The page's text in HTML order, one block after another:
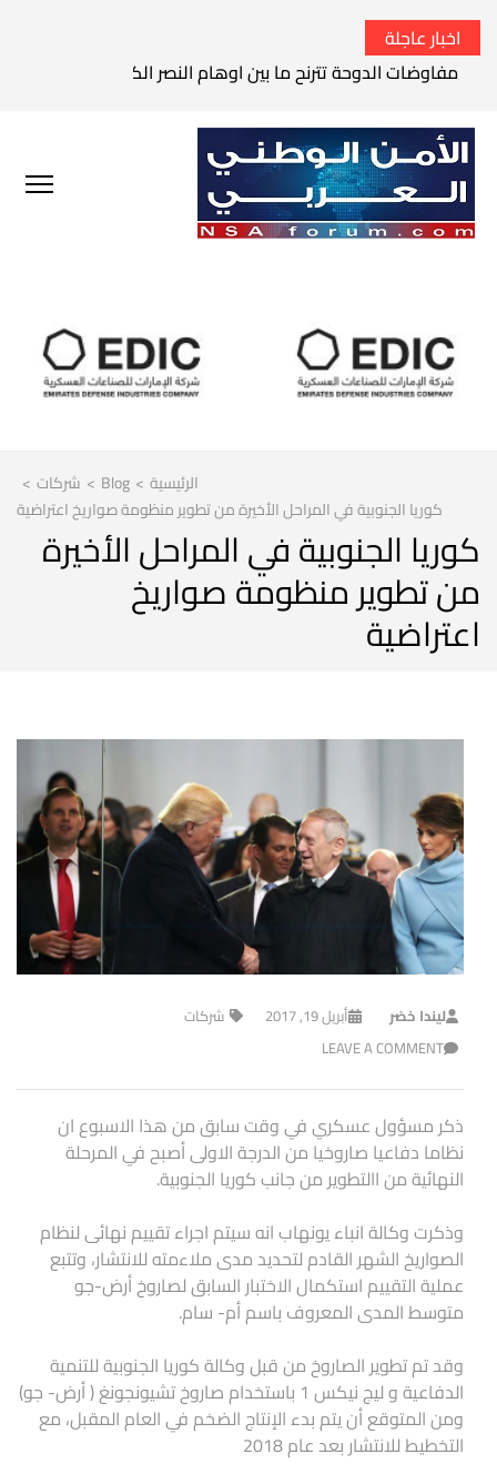
اخبار عاجلة
مفاوضات الدوحة تترنح ما بين اوهام النصر الكامل وواقع
الرئيسية >
Blog
> شركات >
كوريا الجنوبية في المراحل الأخيرة من تطوير منظومة صواريخ اعتراضية
كوريا الجنوبية في المراحل الأخيرة
من تطوير منظومة صواريخ
اعتراضية
ليندا خضر أبريل 19, 2017
شركات
LEAVE A COMMENT
ذكر مسؤول عسكري في وقت سابق من هذا الاسبوع ان
نظاما دفاعيا صاروخيا من الدرجة الاولى أصبح في المرحلة
النهائية من االتطوير من جانب كوريا الجنوبية.
وذكرت وكالة انباء يونهاب انه سيتم اجراء تقييم نهائى لنظام
الصواريخ الشهر القادم لتحديد مدى ملاءمته للانتشار، وتتبع
عملية التقييم استكمال الاختبار السابق لصاروخ أرض-جو
متوسط ​​المدى المعروف باسم أم- سام.
وقد تم تطوير الصاروخ من قبل وكالة كوريا الجنوبية للتنمية
الدفاعية و ليج نيكس 1 باستخدام صاروخ تشيونجونغ ( أرض- جو)
ومن المتوقع أن يتم بدء الإنتاج الضخم في العام المقبل، مع
التخطيط للانتشار بعد عام 2018